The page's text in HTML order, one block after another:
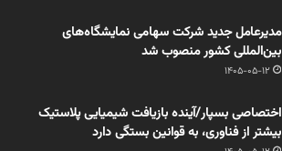
مدیرعامل جدید شرکت سهامی نمایشگاه‌های
بین‌المللی کشور منصوب شد
1405-05-12
اختصاصی بسپار/آینده بازیافت شیمیایی پلاستیک
بیشتر از فناوری، به قوانین بستگی دارد